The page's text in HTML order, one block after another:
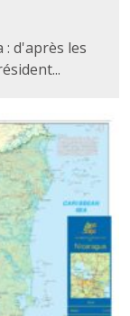
d'après les